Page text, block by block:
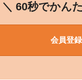
＼ 60秒でかん
会員登録